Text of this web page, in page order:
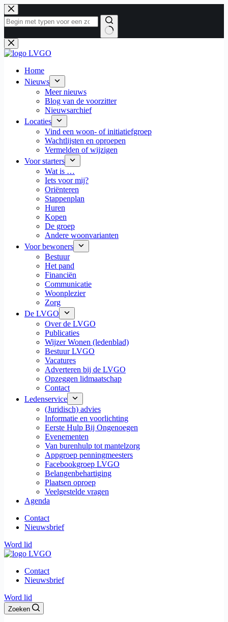
Ga
naar
de
Geen
resultaten
Home
Nieuws
Meer nieuws
Blog van de voorzitter
Nieuwsarchief
Locaties
Vind een woon- of initiatiefgroep
Wachtlijsten en oproepen
Vermelden of wijzigen
Voor starters
Wat is …
Iets voor mij?
Oriënteren
Stappenplan
Huren
Kopen
De groep
Andere woonvarianten
Voor bewoners
Bestuur
Het pand
Financiën
Communicatie
Woonplezier
Zorg
De LVGO
Over de LVGO
Publicaties
Wijzer Wonen (ledenblad)
Bestuur LVGO
Vacatures
Adverteren bij de LVGO
Opzeggen lidmaatschap
Contact
Ledenservice
(Juridisch) advies
Informatie en voorlichting
Eerste Hulp Bij Ongenoegen
Evenementen
Van burenhulp tot mantelzorg
Appgroep penningmeesters
Facebookgroep LVGO
Belangenbehartiging
Plaatsen oproep
Veelgestelde vragen
Agenda
Contact
Nieuwsbrief
Word lid
Contact
Nieuwsbrief
Word lid
Zoeken